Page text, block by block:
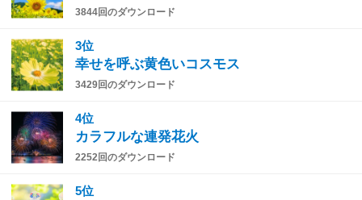
3844回のダウンロード
3位
幸せを呼ぶ黄色いコスモス
3429回のダウンロード
4位
カラフルな連発花火
2252回のダウンロード
5位